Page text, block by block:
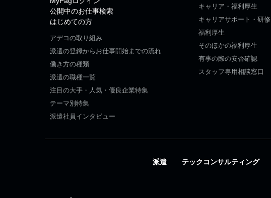
公開中のお仕事検索
はじめての方
アデコの取り組み
派遣の登録からお仕事開始までの流れ
働き方の種類
派遣の職種一覧
注目の大手・人気・優良企業特集
テーマ別特集
派遣社員インタビュー
キャリア・福利厚生
キャリアサポート・研修
福利厚生
そのほかの福利厚生
有事の際の安否確認
スタッフ専用相談窓口
派遣 テックコンサルティング